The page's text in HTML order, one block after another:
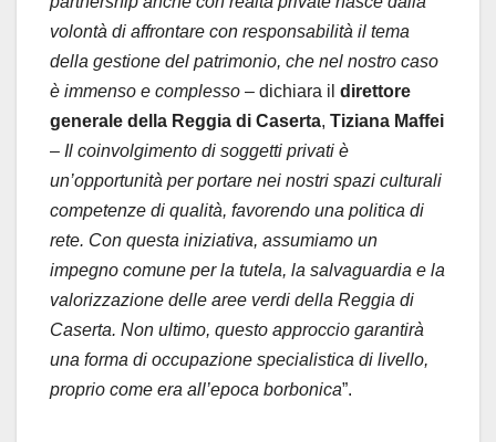
volontà di affrontare con responsabilità il tema
della gestione del patrimonio, che nel nostro caso
è immenso e complesso – dichiara il direttore
generale della Reggia di Caserta, Tiziana Maffei
– Il coinvolgimento di soggetti privati è
un’opportunità per portare nei nostri spazi culturali
competenze di qualità, favorendo una politica di
rete. Con questa iniziativa, assumiamo un
impegno comune per la tutela, la salvaguardia e la
valorizzazione delle aree verdi della Reggia di
Caserta. Non ultimo, questo approccio garantirà
una forma di occupazione specialistica di livello,
proprio come era all’epoca borbonica”.